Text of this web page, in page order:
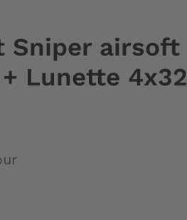
Sniper airsoft
Lunette 4x32